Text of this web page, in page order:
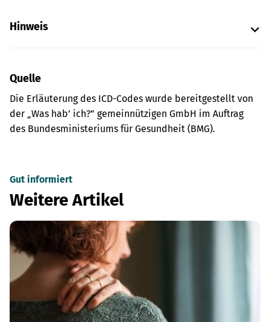
Hinweis
Quelle
Die Erläuterung des ICD-Codes wurde bereitgestellt von
der „Was hab’ ich?” gemeinnützigen GmbH im Auftrag
des Bundesministeriums für Gesundheit (BMG).
Gut informiert
Weitere Artikel